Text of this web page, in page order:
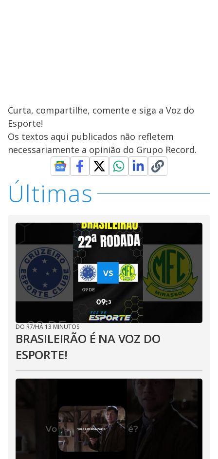
Curta, compartilhe, comente e siga a Voz do
Esporte!
Os textos aqui publicados não refletem
necessariamente a opinião do Grupo Record.
Últimas
DO R7/HÁ 13 MINUTOS
BRASILEIRÃO É NA VOZ DO
ESPORTE!